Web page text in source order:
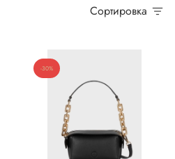
Сортировка
-30%